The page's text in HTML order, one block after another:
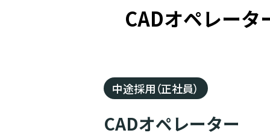
CADオペレータ
中途採用（正社員）
CADオペレーター